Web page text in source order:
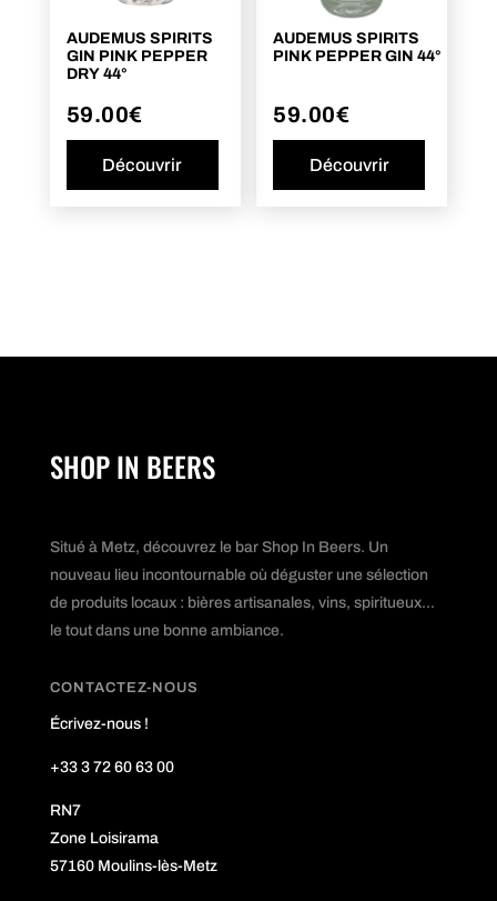
AUDEMUS SPIRITS
GIN PINK PEPPER
DRY 44°
59.00€
Découvrir
AUDEMUS SPIRITS
PINK PEPPER GIN 44°
59.00€
Découvrir
SHOP IN BEERS
Situé à Metz, découvrez le bar Shop In Beers. Un
nouveau lieu incontournable où déguster une sélection
de produits locaux : bières artisanales, vins, spiritueux...
le tout dans une bonne ambiance.
CONTACTEZ-NOUS
Écrivez-nous !
+33 3 72 60 63 00
RN7
Zone Loisirama
57160 Moulins-lès-Metz